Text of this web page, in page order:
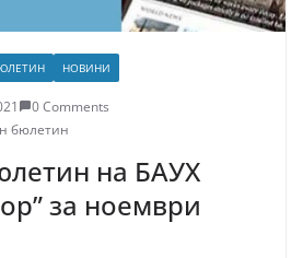
НОВИНИ
0 Comments
бюлетин
на БАУХ
за ноември